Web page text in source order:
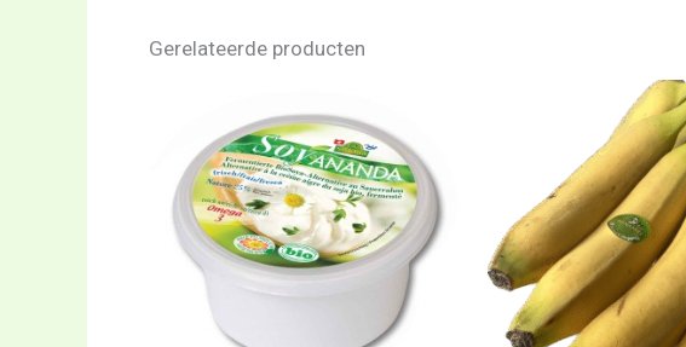
Gerelateerde producten